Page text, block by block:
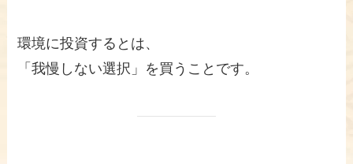
環境に投資するとは、
「我慢しない選択」を買うことです。